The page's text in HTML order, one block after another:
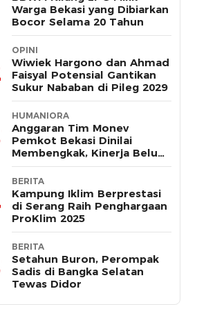
Warga Bekasi yang Dibiarkan
Bocor Selama 20 Tahun
OPINI
Wiwiek Hargono dan Ahmad
Faisyal Potensial Gantikan
Sukur Nababan di Pileg 2029
HUMANIORA
Anggaran Tim Monev
Pemkot Bekasi Dinilai
Membengkak, Kinerja Belum
Terbukti Efektif
BERITA
Kampung Iklim Berprestasi
di Serang Raih Penghargaan
ProKlim 2025
BERITA
Setahun Buron, Perompak
Sadis di Bangka Selatan
Tewas Didor